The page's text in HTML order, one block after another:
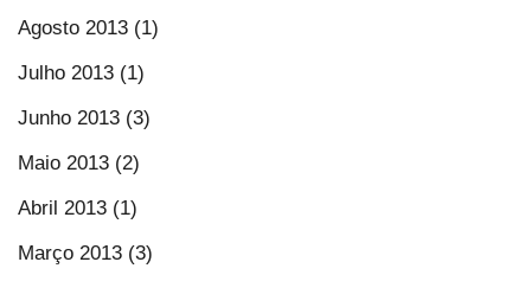
Agosto 2013 (1)
Julho 2013 (1)
Junho 2013 (3)
Maio 2013 (2)
Abril 2013 (1)
Março 2013 (3)